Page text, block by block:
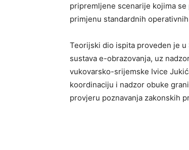
pripremljene scenarije kojima
primjenu standardnih
Teorijski dio ispita proveden je
sustava e-obrazovanja, uz
vukovarsko-srijemske Ivice
koordinaciju i nadzor obuke
provjeru poznavanja zakonskih